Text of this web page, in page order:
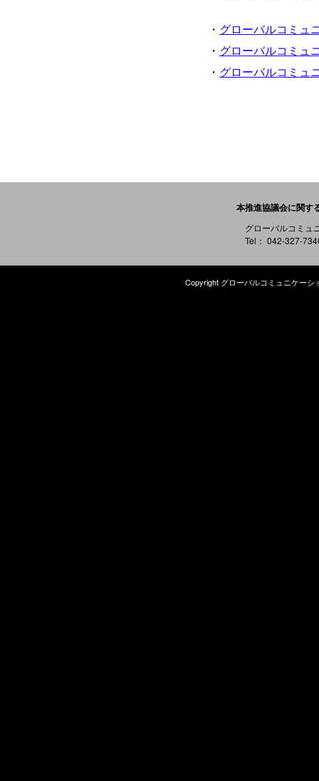
・ グローバルコミュ
・ グローバルコミュ
・ グローバルコミュ
本推進協議会に関す
グローバルコミ
Tel： 042-327-
Copyright グローバルコミュニケー